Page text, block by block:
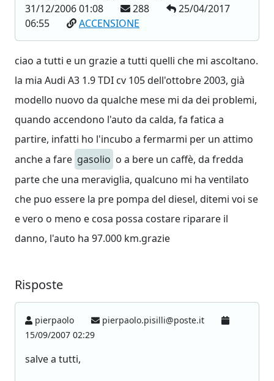
31/12/2006 01:08
288
25/04/2017
06:55
ACCENSIONE
ciao a tutti e un grazie a tutti quelli che mi ascoltano.
la mia Audi A3 1.9 TDI cv 105 dell'ottobre 2003, già
modello nuovo da qualche mese mi da dei problemi,
quando accendono l'auto da calda, fa fatica a
partire, infatti ho l'incubo a fermarmi per un attimo
anche a fare gasolio o a bere un caffè, da fredda
parte che una meraviglia, qualcuno mi ha ventilato
che puo essere la pre pompa del diesel, ditemi voi se
e vero o meno e cosa possa costare riparare il
danno, l'auto ha 97.000 km.grazie
Risposte
pierpaolo
pierpaolo.pisilli@poste.it
15/09/2007 02:29
salve a tutti,